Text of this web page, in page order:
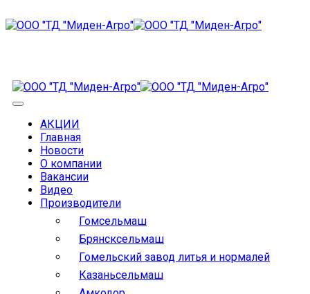
АКЦИИ
Главная
Новости
О компании
Вакансии
Видео
Производители
Гомсельмаш
Брянсксельмаш
Гомельский завод литья и нормалей
Казаньсельмаш